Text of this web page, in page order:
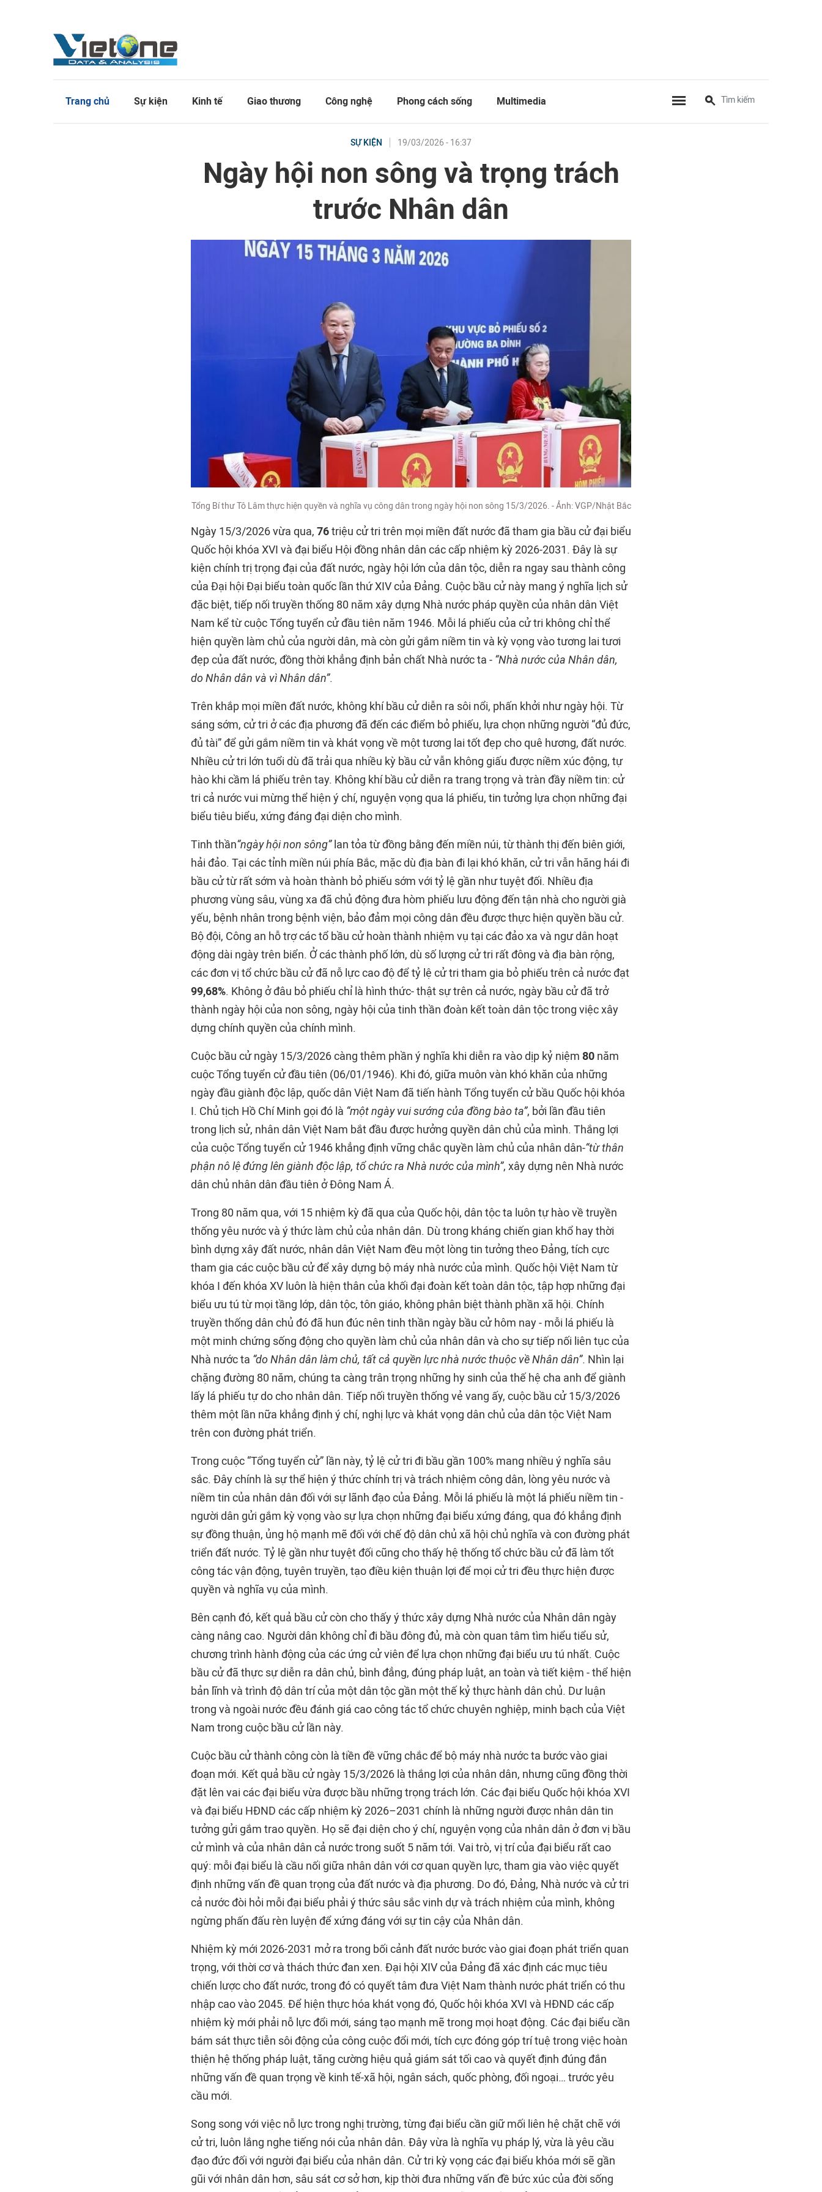
Trang chủ Sự kiện Kinh tế Giao thương Công nghệ Phong cách sống Multimedia
SỰ KIỆN 19/03/2026 - 16:37
Ngày hội non sông và trọng trách
trước Nhân dân
Tổng Bí thư Tô Lâm thực hiện quyền và nghĩa vụ công dân trong ngày hội non sông 15/3/2026. - Ảnh: VGP/Nhật Bắc
Ngày 15/3/2026 vừa qua, 76triệu cử tri trên mọi miền đất nước đã tham gia bầu cử đại biểu
Quốc hội khóa XVI và đại biểu Hội đồng nhân dân các cấp nhiệm kỳ 2026-2031. Đây là sự
kiện chính trị trọng đại của đất nước, ngày hội lớn của dân tộc, diễn ra ngay sau thành công
của Đại hội Đại biểu toàn quốc lần thứ XIV của Đảng. Cuộc bầu cửnày mang ý nghĩa lịch sử
đặc biệt, tiếp nối truyền thống 80 năm xây dựng Nhà nước pháp quyền của nhân dân Việt
Nam kể từ cuộc Tổng tuyển cử đầu tiên năm 1946. Mỗi lá phiếu của cử tri không chỉ thể
hiện quyền làm chủ của người dân, mà còn gửi gắm niềm tin và kỳ vọng vào tương lai tươi
đẹp của đất nước, đồng thời khẳng định bản chất Nhà nước ta - “Nhà nước của Nhân dân,
do Nhân dân và vì Nhân dân”.
Trên khắp mọi miền đất nước, không khí bầu cử diễn ra sôi nổi, phấn khởi như ngày hội. Từ
sáng sớm, cử tri ở các địa phương đã đến các điểm bỏ phiếu, lựa chọn những người “đủ đức,
đủ tài” để gửi gắm niềm tin và khát vọng về một tương lai tốt đẹp cho quê hương, đất nước.
Nhiều cử tri lớn tuổi dù đã trải qua nhiều kỳ bầu cử vẫn không giấu được niềm xúc động, tự
hào khi cầm lá phiếu trên tay. Không khí bầu cử diễn ra trang trọng và tràn đầy niềm tin: cử
tri cả nước vui mừng thể hiện ý chí, nguyện vọng qua lá phiếu, tin tưởng lựa chọn những đại
biểu tiêu biểu, xứng đáng đại diện cho mình.
Tinh thần“ngày hội non sông”lan tỏa từ đồng bằng đến miền núi, từ thành thị đến biên giới,
hải đảo. Tại các tỉnh miền núi phía Bắc, mặc dù địa bàn đi lại khó khăn, cử tri vẫn hăng hái đi
bầu cử từ rất sớm và hoàn thành bỏ phiếu sớm với tỷ lệ gần như tuyệt đối. Nhiều địa
phương vùng sâu, vùng xa đã chủ động đưa hòm phiếu lưu động đến tận nhà cho người già
yếu, bệnh nhân trong bệnh viện, bảo đảm mọi công dân đều được thực hiện quyền bầu cử.
Bộ đội, Công an hỗ trợ các tổ bầu cử hoàn thành nhiệm vụ tại các đảo xa và ngư dân hoạt
động dài ngày trên biển. Ở các thành phố lớn, dù số lượng cử tri rất đông và địa bàn rộng,
các đơn vị tổ chức bầu cử đã nỗ lực cao độ để tỷ lệ cử tri tham gia bỏ phiếu trên cả nước đạt
99,68%. Không ở đâu bỏ phiếu chỉ là hình thức- thật sự trên cả nước, ngày bầu cử đã trở
thành ngày hội của non sông, ngày hội của tinh thần đoàn kết toàn dân tộc trong việc xây
dựng chính quyền của chính mình.
Cuộc bầu cử ngày 15/3/2026 càng thêm phần ý nghĩa khi diễn ra vào dịp kỷ niệm 80 năm
cuộc Tổng tuyển cử đầu tiên (06/01/1946). Khi đó, giữa muôn vàn khó khăn của những
ngày đầu giành độc lập, quốc dân Việt Nam đã tiến hành Tổng tuyển cử bầu Quốc hội khóa
I. Chủ tịch Hồ Chí Minh gọi đó là “một ngày vui sướng của đồng bào ta”, bởi lần đầu tiên
trong lịch sử, nhân dân Việt Nam bắt đầu được hưởng quyền dân chủ của mình. Thắng lợi
của cuộc Tổng tuyển cử 1946 khẳng định vững chắc quyền làm chủ của nhân dân-“từ thân
phận nô lệ đứng lên giành độc lập, tổ chức ra Nhà nước của mình”, xây dựng nên Nhà nước
dân chủ nhân dân đầu tiên ở Đông Nam Á.
Trong 80 năm qua, với 15 nhiệm kỳ đã qua của Quốc hội, dân tộc ta luôn tự hào về truyền
thống yêu nước và ý thức làm chủ của nhân dân. Dù trong kháng chiến gian khổ hay thời
bình dựng xây đất nước, nhân dân Việt Nam đều một lòng tin tưởng theo Đảng, tích cực
tham gia các cuộc bầu cử để xây dựng bộ máy nhà nước của mình. Quốc hội Việt Nam từ
khóa I đến khóa XV luôn là hiện thân của khối đại đoàn kết toàn dân tộc, tập hợp những đại
biểu ưu tú từ mọi tầng lớp, dân tộc, tôn giáo, không phân biệt thành phần xã hội. Chính
truyền thống dân chủ đó đã hun đúc nên tinh thần ngày bầu cử hôm nay - mỗi lá phiếu là
một minh chứng sống động cho quyền làm chủ của nhân dân và cho sự tiếp nối liên tục của
Nhà nước ta “do Nhân dân làm chủ, tất cả quyền lực nhà nước thuộc về Nhân dân”. Nhìn lại
chặng đường 80 năm, chúng ta càng trân trọng những hy sinh của thế hệ cha anh để giành
lấy lá phiếu tự do cho nhân dân. Tiếp nối truyền thống vẻ vang ấy, cuộc bầu cử 15/3/2026
thêm một lần nữa khẳng định ý chí, nghị lực và khát vọng dân chủ của dân tộc Việt Nam
trên con đường phát triển.
Trong cuộc “Tổng tuyển cử” lần này, tỷ lệ cử tri đi bầu gần 100% mang nhiều ý nghĩa sâu
sắc. Đây chính là sự thể hiện ý thức chính trị và trách nhiệm công dân, lòng yêu nước và
niềm tin của nhân dân đối với sự lãnh đạo của Đảng. Mỗi lá phiếu là một lá phiếu niềm tin -
người dân gửi gắm kỳ vọng vào sự lựa chọn những đại biểu xứng đáng, qua đó khẳng định
sự đồng thuận, ủng hộ mạnh mẽ đối với chế độ dân chủ xã hội chủ nghĩa và con đường phát
triển đất nước. Tỷ lệ gần như tuyệt đối cũng cho thấy hệ thống tổ chức bầu cử đã làm tốt
công tác vận động, tuyên truyền, tạo điều kiện thuận lợi để mọi cử tri đều thực hiện được
quyền và nghĩa vụ của mình.
Bên cạnh đó, kết quả bầu cử còn cho thấy ý thức xây dựng Nhà nước của Nhân dân ngày
càng nâng cao. Người dân không chỉ đi bầu đông đủ, mà còn quan tâm tìm hiểu tiểu sử,
chương trình hành động của các ứng cử viên để lựa chọn những đại biểu ưu tú nhất. Cuộc
bầu cử đã thực sự diễn ra dân chủ, bình đẳng, đúng pháp luật, an toàn và tiết kiệm - thể hiện
bản lĩnh và trình độ dân trí của một dân tộc gần một thế kỷ thực hành dân chủ. Dư luận
trong và ngoài nước đều đánh giá cao công tác tổ chức chuyên nghiệp, minh bạch của Việt
Nam trong cuộc bầu cử lần này.
Cuộc bầu cử thành công còn là tiền đề vững chắc để bộ máy nhà nước ta bước vào giai
đoạn mới. Kết quả bầu cử ngày 15/3/2026 là thắng lợi của nhân dân, nhưng cũng đồng thời
đặt lên vai các đại biểu vừa được bầu những trọng trách lớn. Các đại biểu Quốc hội khóa XVI
và đại biểu HĐND các cấp nhiệm kỳ 2026–2031 chính là những người được nhân dân tin
tưởng gửi gắm trao quyền. Họ sẽ đại diện cho ý chí, nguyện vọng của nhân dân ở đơn vị bầu
cử mình và của nhân dân cả nước trong suốt 5 năm tới. Vai trò, vị trí của đại biểu rất cao
quý: mỗi đại biểu là cầu nối giữa nhân dân với cơ quan quyền lực, tham gia vào việc quyết
định những vấn đề quan trọng của đất nước và địa phương. Do đó, Đảng, Nhà nước và cử tri
cả nước đòi hỏi mỗi đại biểu phải ý thức sâu sắc vinh dự và trách nhiệm của mình, không
ngừng phấn đấu rèn luyện để xứng đáng với sự tin cậy của Nhân dân.
Nhiệm kỳ mới 2026-2031 mở ra trong bối cảnh đất nước bước vào giai đoạn phát triển quan
trọng, với thời cơ và thách thức đan xen. Đại hội XIV của Đảng đã xác định các mục tiêu
chiến lược cho đất nước, trong đó có quyết tâm đưa Việt Nam thành nước phát triển có thu
nhập cao vào 2045. Để hiện thực hóa khát vọng đó, Quốc hội khóa XVI và HĐND các cấp
nhiệm kỳ mới phải nỗ lực đổi mới, sáng tạo mạnh mẽ trong mọi hoạt động. Các đại biểu cần
bám sát thực tiễn sôi động của công cuộc đổi mới, tích cực đóng góp trí tuệ trong việc hoàn
thiện hệ thống pháp luật, tăng cường hiệu quả giám sát tối cao và quyết định đúng đắn
những vấn đề quan trọng về kinh tế-xã hội, ngân sách, quốc phòng, đối ngoại… trước yêu
cầu mới.
Song song với việc nỗ lực trong nghị trường, từng đại biểu cần giữ mối liên hệ chặt chẽ với
cử tri, luôn lắng nghe tiếng nói của nhân dân. Đây vừa là nghĩa vụ pháp lý, vừa là yêu cầu
đạo đức đối với người đại biểu của nhân dân. Cử tri kỳ vọng các đại biểu khóa mới sẽ gần
gũi với nhân dân hơn, sâu sát cơ sở hơn, kịp thời đưa những vấn đề bức xúc của đời sống